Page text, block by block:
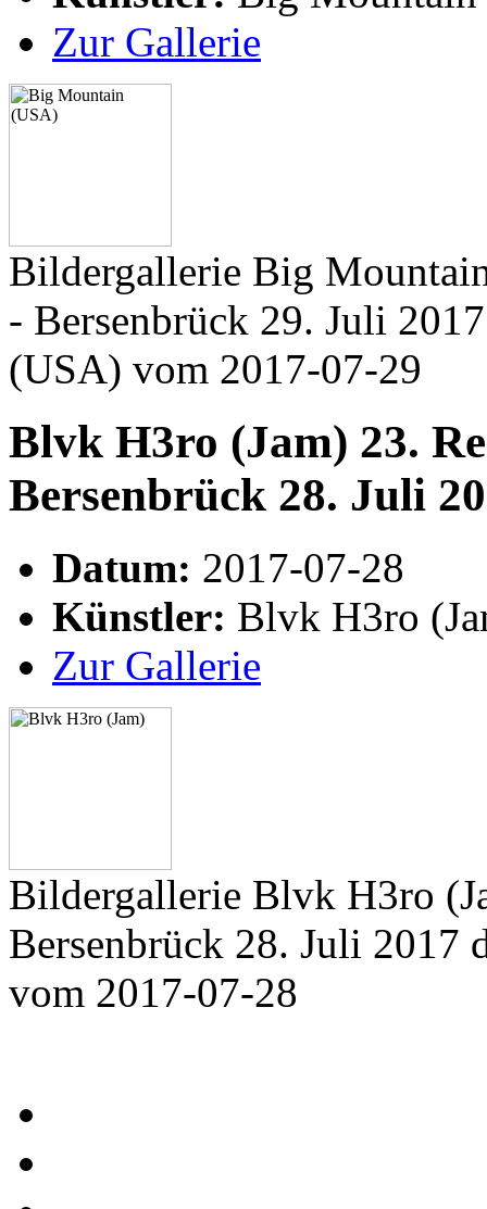
Zur Gallerie
Bildergallerie Big
- Bersenbrück 29. Juli
(USA) vom 2017-07-29
Blvk H3ro (Jam) 23.
Bersenbrück 28. Juli
Datum: 2017-07-28
Künstler: Blvk H3ro
Zur Gallerie
Bildergallerie Blvk H3ro
Bersenbrück 28. Juli 2017
vom 2017-07-28